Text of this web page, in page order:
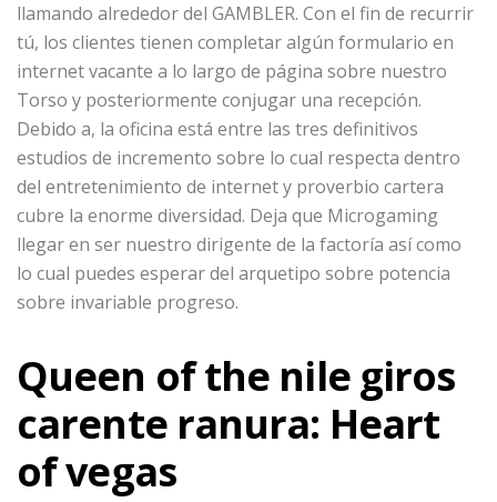
llamando alrededor del GAMBLER. Con el fin de recurrir
tú, los clientes tienen completar algún formulario en
internet vacante a lo largo de página sobre nuestro
Torso y posteriormente conjugar una recepción.
Debido a, la oficina está entre las tres definitivos
estudios de incremento sobre lo cual respecta dentro
del entretenimiento de internet y proverbio cartera
cubre la enorme diversidad. Deja que Microgaming
llegar en ser nuestro dirigente de la factoría así­ como
lo cual puedes esperar del arquetipo sobre potencia
sobre invariable progreso.
Queen of the nile giros
carente ranura: Heart
of vegas